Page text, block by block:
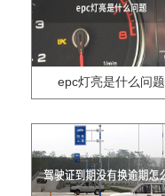
epc灯亮是什么问题